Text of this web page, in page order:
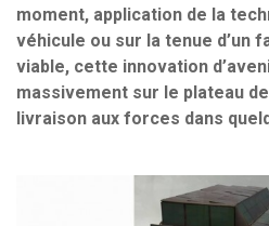
moment, application de la
véhicule ou sur la tenue d’un
viable, cette innovation
massivement sur le plateau
livraison aux forces dans